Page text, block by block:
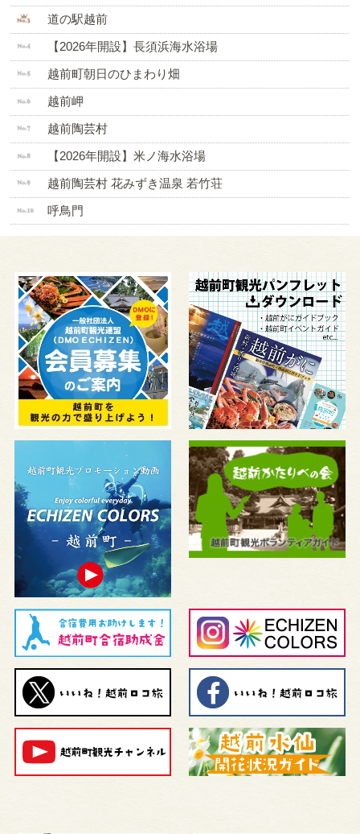
道の駅越前
【2026年開設】長須浜海水浴場
越前町朝日のひまわり畑
越前岬
越前陶芸村
【2026年開設】米ノ海水浴場
越前陶芸村 花みずき温泉 若竹荘
呼鳥門